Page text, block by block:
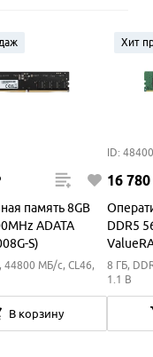
память 8GB
ADATA
S)
44800 МБ/с, CL46,
В корзину
Хит
ID:
16 780
DDR5
8 ГБ,
1.1 В